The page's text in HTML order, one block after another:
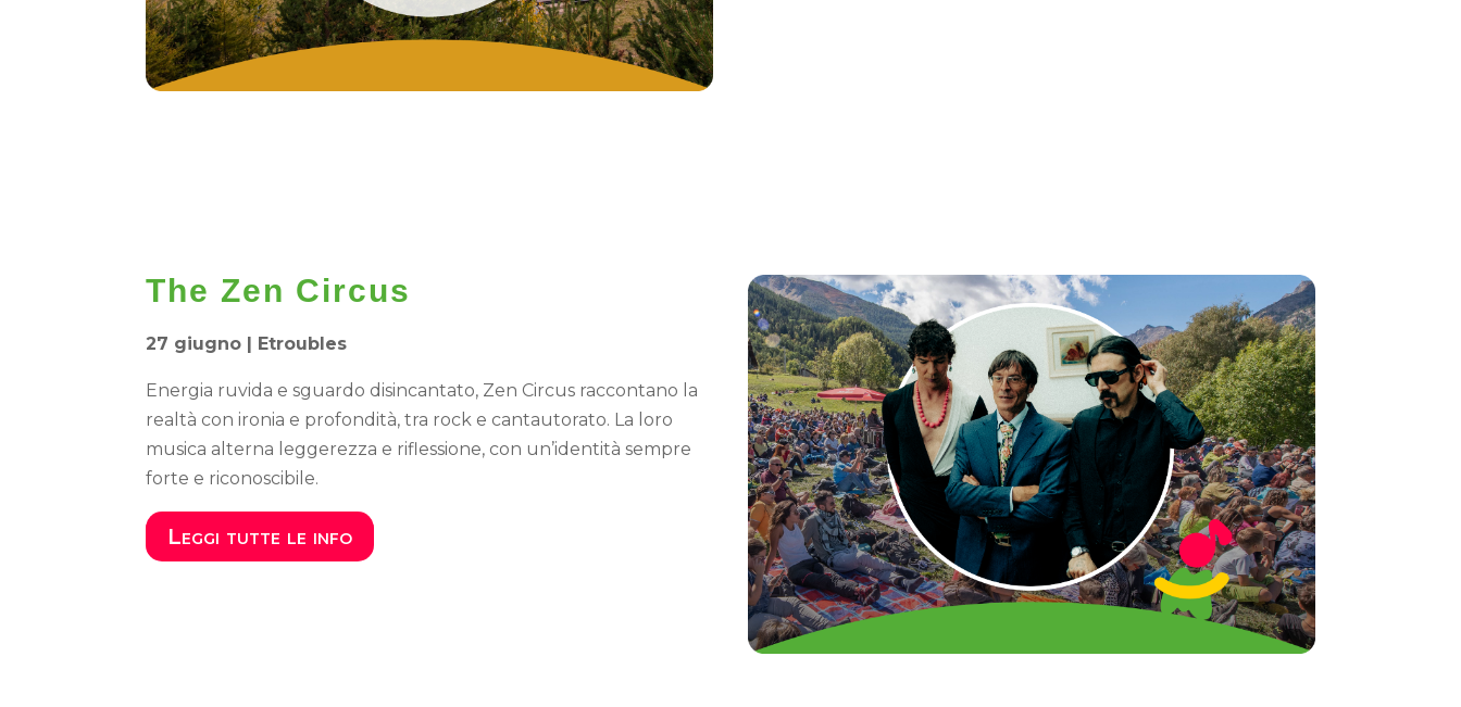
The Zen Circus
27 giugno | Etroubles
Energia ruvida e sguardo disincantato, Zen Circus raccontano la
realtà con ironia e profondità, tra rock e cantautorato. La loro
musica alterna leggerezza e riflessione, con un’identità sempre
forte e riconoscibile.
Leggi tutte le info